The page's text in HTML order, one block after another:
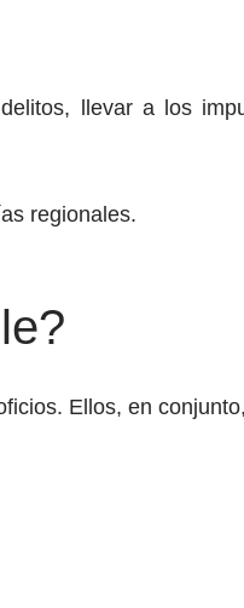
llevar a los
regionales.
Ellos, en